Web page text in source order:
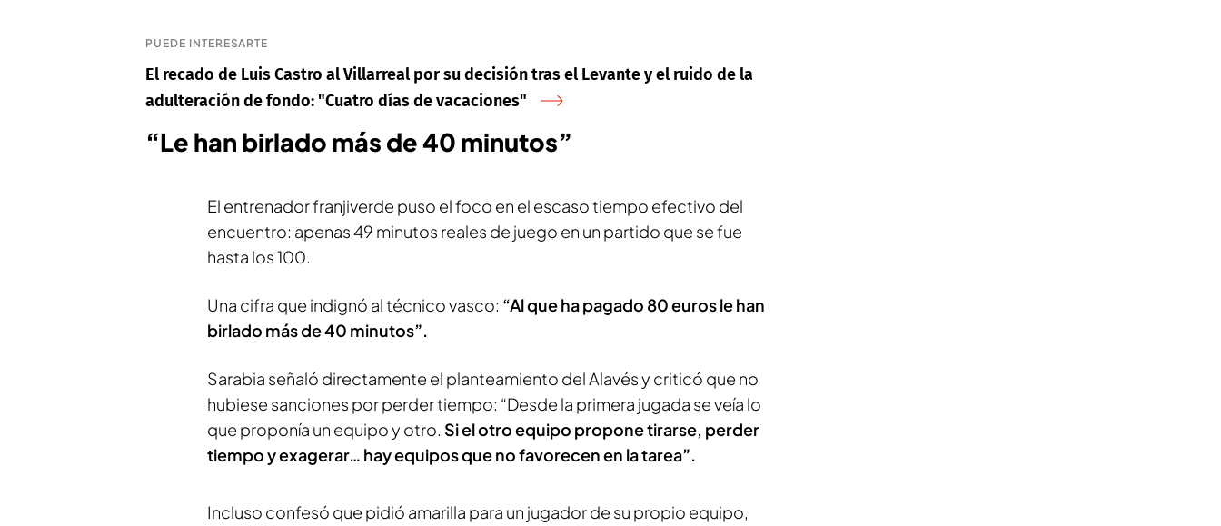
PUEDE INTERESARTE
El recado de Luis Castro al Villarreal por su decisión tras el Levante y el ruido de la
adulteración de fondo: "Cuatro días de vacaciones"
“Le han birlado más de 40 minutos”
El entrenador franjiverde puso el foco en el escaso tiempo efectivo del
encuentro: apenas 49 minutos reales de juego en un partido que se fue
hasta los 100.
Una cifra que indignó al técnico vasco: “Al que ha pagado 80 euros le han
birlado más de 40 minutos”.
Sarabia señaló directamente el planteamiento del Alavés y criticó que no
hubiese sanciones por perder tiempo: “Desde la primera jugada se veía lo
que proponía un equipo y otro. Si el otro equipo propone tirarse, perder
tiempo y exagerar… hay equipos que no favorecen en la tarea”.
Incluso confesó que pidió amarilla para un jugador de su propio equipo,